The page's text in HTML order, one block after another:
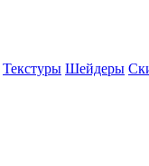
Текстуры Шейдеры